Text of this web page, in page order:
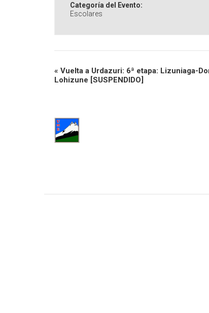
Categoría del Evento:
Escolares
« Vuelta a Urdazuri: 6ª etapa: Lizuniaga-
Lohizune [SUSPENDIDO]